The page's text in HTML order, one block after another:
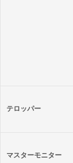
テロッパー
マスターモニター